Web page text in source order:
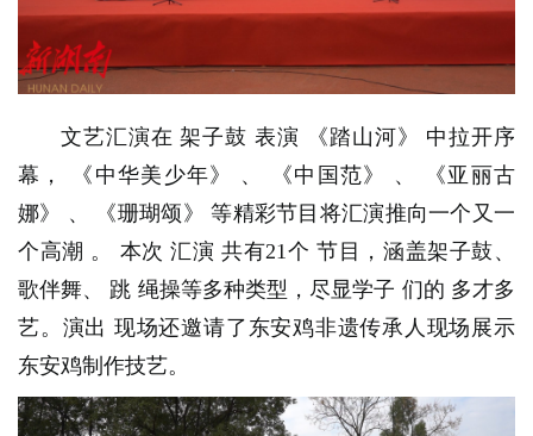
文艺汇演在 架子鼓 表演 《踏山河》
中拉开序
幕，
《中华美少年》 、 《中国范》 、
《亚丽古
娜》
、 《珊瑚颂》
等精彩节目将汇演推向一个又一
个高潮 。 本次 汇演 共有21个 节目，涵盖架子鼓、
歌伴舞、
跳 绳操等多种类型，尽显学子 们的 多才多
艺。演出 现场还邀请了东安鸡非遗传承人现场展示
东安鸡制作技艺。